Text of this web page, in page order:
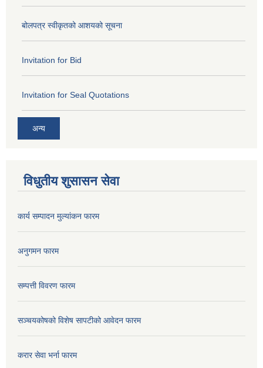
बोलपत्र स्वीकृतको आशयको सूचना
Invitation for Bid
Invitation for Seal Quotations
अन्य
विधुतीय शुसासन सेवा
कार्य सम्पादन मुल्यांकन फारम
अनुगमन फारम
सम्पत्ती विवरण फारम
सञ्चयकोषको विशेष सापटीको आवेदन फारम
करार सेवा भर्ना फारम